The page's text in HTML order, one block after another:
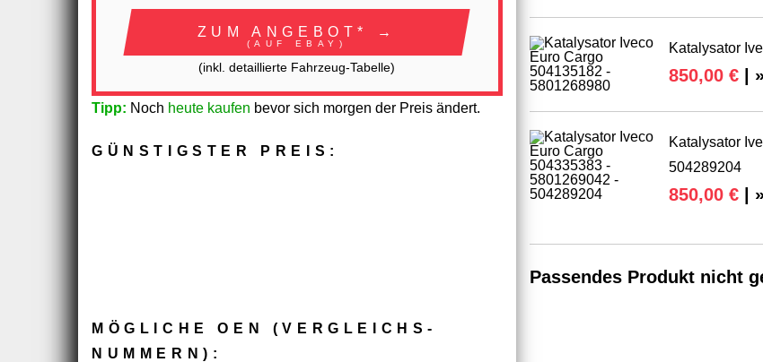
ZUM ANGEBOT* →
(AUF EBAY)
(inkl. detaillierte Fahrzeug-Tabelle)
Tipp: Noch heute kaufen bevor sich morgen der Preis ändert.
GÜNSTIGSTER PREIS:
MÖGLICHE OEN (VERGLEICHS­
NUMMERN):
Katalysator
850,00 €|
Katalysator
504289204
850,00 €|
Passendes Produkt nicht